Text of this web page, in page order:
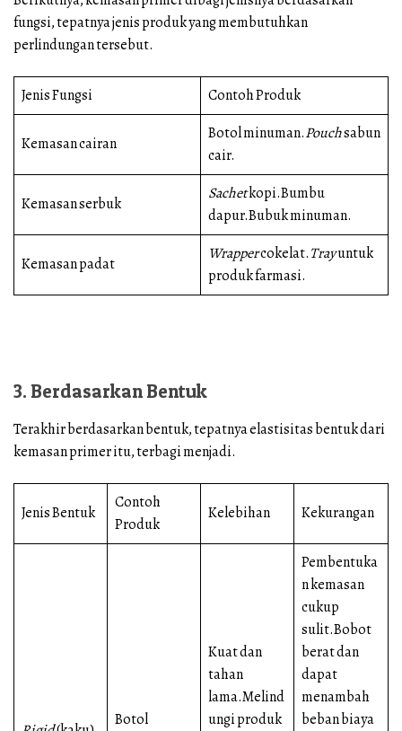
fungsi, tepatnya jenis produk yang membutuhkan
perlindungan tersebut.
Jenis Fungsi Contoh Produk
Kemasan cairan
Botol minuman.Pouchsabun
cair.
Kemasan serbuk
Sachetkopi.Bumbu
dapur.Bubuk minuman.
Kemasan padat
Wrappercokelat.Trayuntuk
produk farmasi.
3. Berdasarkan Bentuk
Terakhir berdasarkan bentuk, tepatnya elastisitas bentuk dari
kemasan primer itu, terbagi menjadi.
Jenis Bentuk
Contoh
Produk
Kelebihan Kekurangan
Botol
Kuat dan
tahan
lama.Melind
ungi produk
Pembentuka
n kemasan
cukup
sulit.Bobot
berat dan
dapat
menambah
beban biaya